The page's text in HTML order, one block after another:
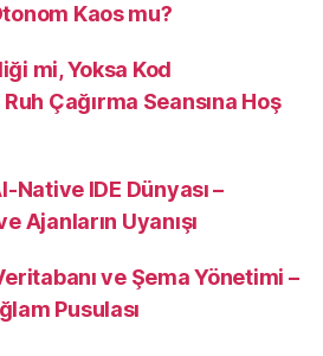
Kaos mu?
mi, Yoksa Kod
Çağırma Seansına Hoş
Native IDE Dünyası –
Ajanların Uyanışı
ve Şema Yönetimi –
Pusulası